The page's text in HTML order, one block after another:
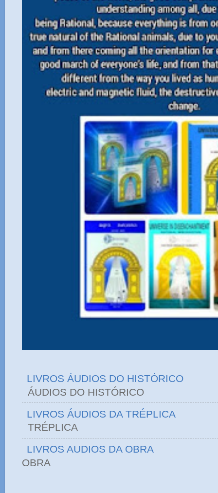
LIVROS ÁUDIOS DO HISTÓRICO
ÁUDIOS DO
LIVROS ÁUDIOS DA TRÉPLICA
TRÉPLICA
LIVROS AUDIOS DA OBRA
OBRA